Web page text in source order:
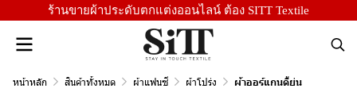
ร้านขายผ้าประดับตกแต่งออนไลน์ ต้อง SITT Textile
หน้าหลัก สินค้าทั้งหมด ผ้าแฟนซี ผ้าโปร่ง ผ้าออร์แกนดี้ย่น